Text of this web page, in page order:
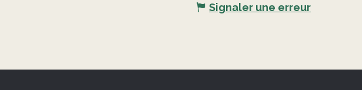
Signaler une erreur